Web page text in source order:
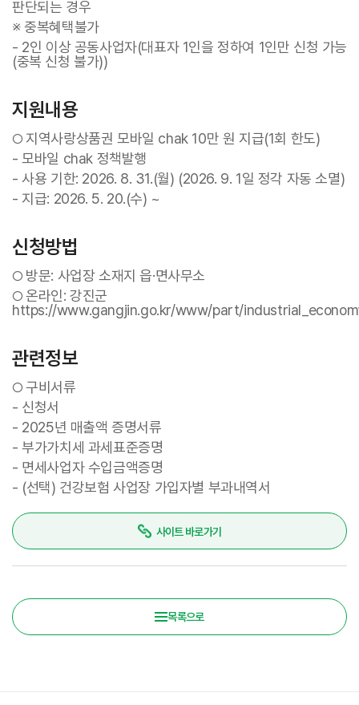
판단되는 경우
※ 중복혜택불가
- 2인 이상 공동사업자(대표자 1인을 정하여 1인만 신청 가능
(중복 신청 불가))
지원내용
○ 지역사랑상품권 모바일 chak 10만 원 지급(1회 한도)
- 모바일 chak 정책발행
- 사용 기한: 2026. 8. 31.(월) (2026. 9. 1일 정각 자동 소멸)
- 지급: 2026. 5. 20.(수) ~
신청방법
○ 방문: 사업장 소재지 읍·면사무소
○온라인: 강진군
https://www.gangjin.go.kr/www/part/
관련정보
○구비서류
- 신청서
- 2025년 매출액 증명서류
- 부가가치세 과세표준증명
- 면세사업자 수입금액증명
- (선택) 건강보험 사업장 가입자별 부과내역서
사이트 바로가기
목록으로